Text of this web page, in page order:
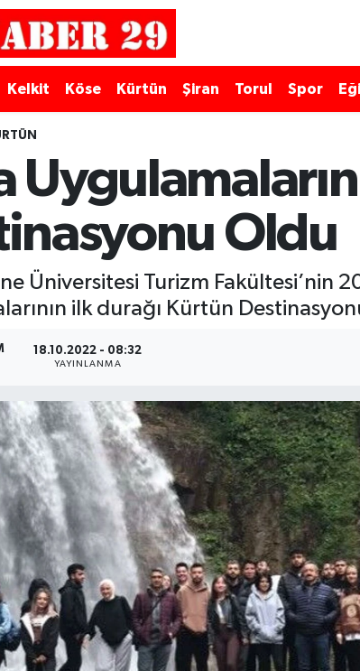
Kelkit Köse Kürtün Şiran Torul Spor
Oldu
Üniversitesi Turizm Fakültesi’nin
ilk durağı Kürtün
18.10.2022 - 08:32
YAYINLANMA
Fikstür